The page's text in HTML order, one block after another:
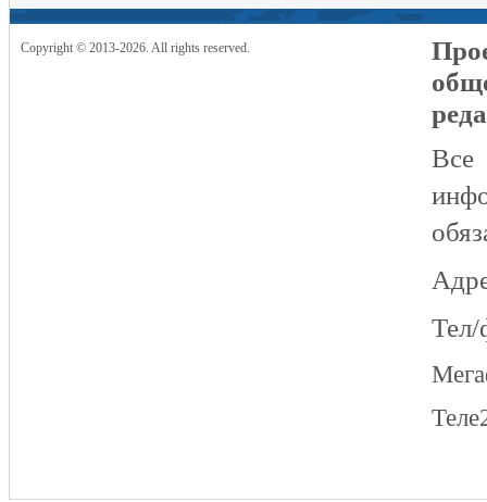
Copyright © 2013-2026. All rights reserved.